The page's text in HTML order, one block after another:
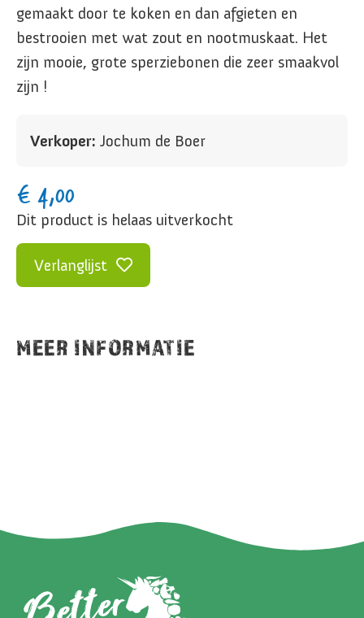
gemaakt door te koken en dan afgieten en
bestrooien met wat zout en nootmuskaat. Het
zijn mooie, grote sperziebonen die zeer smaakvol
zijn !
Verkoper: Jochum de Boer
€4,00
Dit product is helaas uitverkocht
Verlanglijst
MEER INFORMATIE